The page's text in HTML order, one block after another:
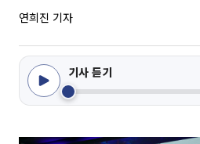
연희진 기자
기사 듣기